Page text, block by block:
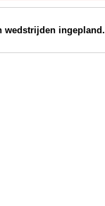
wedstrijden ingepland.